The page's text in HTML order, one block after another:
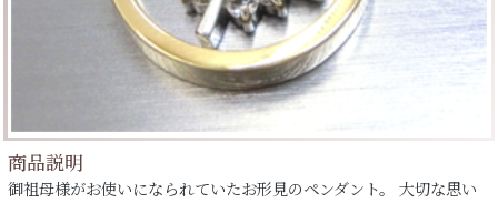
商品説明
御祖母様がお使いになられていたお形見のペンダント。 大切な思い